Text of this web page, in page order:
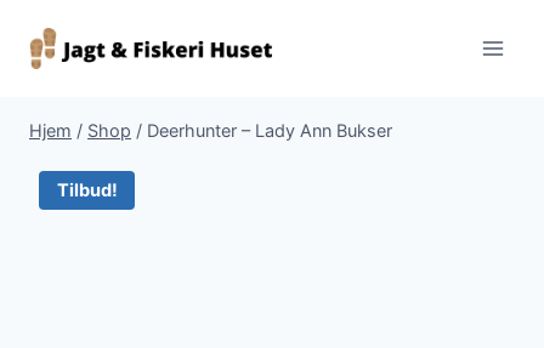
Hjem / Shop / Deerhunter – Lady Ann Bukser
Tilbud!